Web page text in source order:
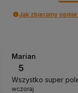
Jak zbieramy
Marian
5
Wszystko super
wczoraj